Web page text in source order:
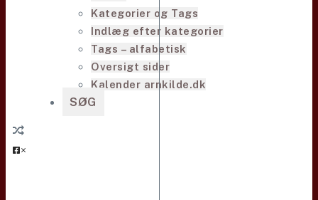
Kategorier og Tags
Indlæg efter kategorier
Tags – alfabetisk
Oversigt sider
Kalender arnkilde.dk
SØG